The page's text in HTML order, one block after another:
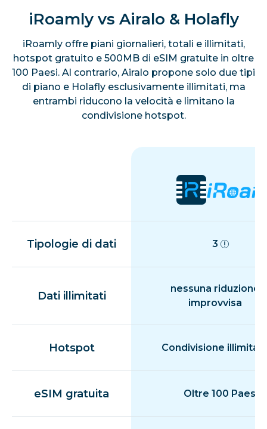
iRoamly vs Airalo & Holafly
iRoamly offre piani giornalieri, totali e illimitati,
hotspot gratuito e 500MB di eSIM gratuite in oltre
100 Paesi. Al contrario, Airalo propone solo due tipi
di piano e Holafly esclusivamente illimitati, ma
entrambi riducono la velocità e limitano la
condivisione hotspot.
Tipologie di dati 3
Dati illimitati
nessuna riduzione
improvvisa
Hotspot Condivisione
eSIM gratuita Oltre 100 Paesi